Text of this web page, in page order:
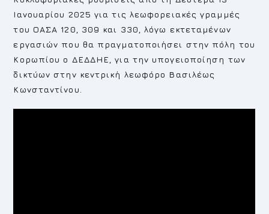
Ιανουαρίου 2025 για τις λεωφορειακές γραμμές
του ΟΑΣΑ 120, 309 και 330, λόγω εκτεταμένων
εργασιών που θα πραγματοποιήσει στην πόλη του
Κορωπίου ο ΔΕΔΔΗΕ, για την υπογειοποίηση των
δικτύων στην κεντρική λεωφόρο Βασιλέως
Κωνσταντίνου.